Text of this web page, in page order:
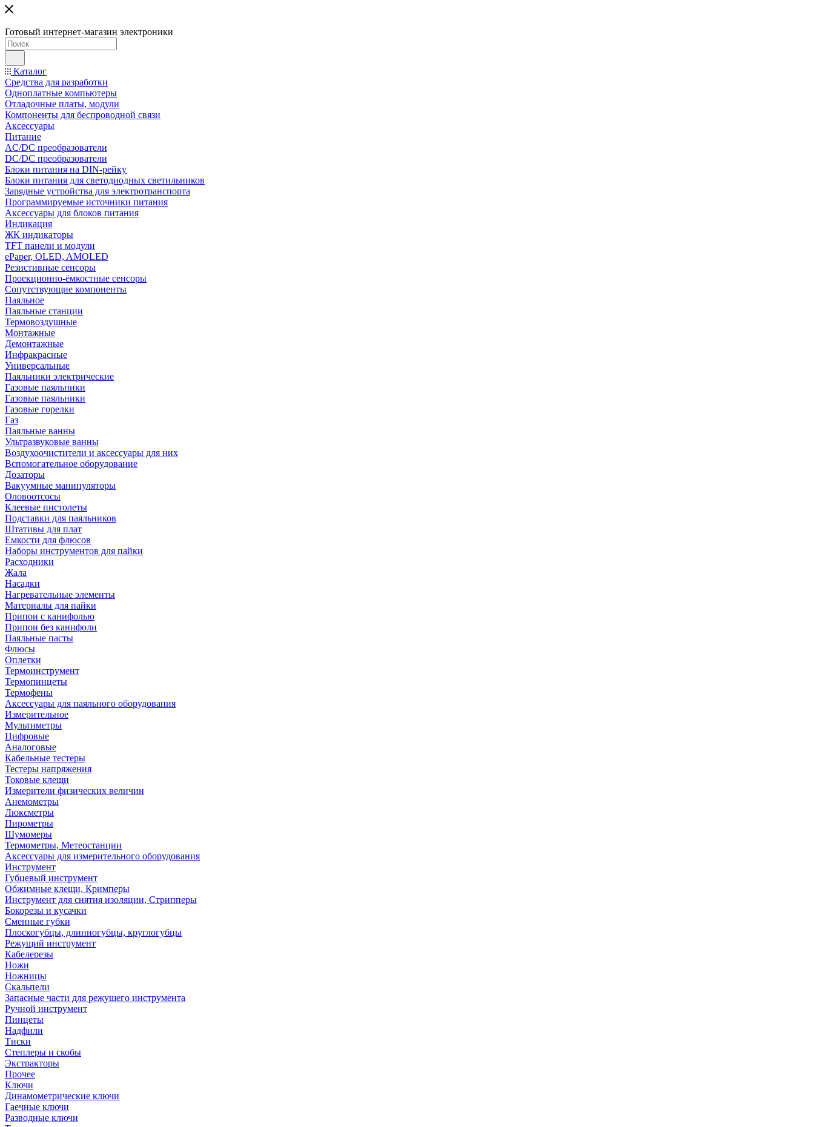
Готовый интернет-магазин электроники
Каталог
Средства для разработки
Одноплатные компьютеры
Отладочные платы, модули
Компоненты для беспроводной связи
Аксессуары
Питание
AC/DC преобразователи
DC/DC преобразователи
Блоки питания на DIN-рейку
Блоки питания для светодиодных светильников
Зарядные устройства для электротранспорта
Программируемые источники питания
Аксессуары для блоков питания
Индикация
ЖК индикаторы
TFT панели и модули
ePaper, OLED, AMOLED
Резистивные сенсоры
Проекционно-ёмкостные сенсоры
Сопутствующие компоненты
Паяльное
Паяльные станции
Термовоздушные
Монтажные
Демонтажные
Инфракрасные
Универсальные
Паяльники электрические
Газовые паяльники
Газовые паяльники
Газовые горелки
Газ
Паяльные ванны
Ультразвуковые ванны
Воздухоочистители и аксессуары для них
Вспомогательное оборудование
Дозаторы
Вакуумные манипуляторы
Оловоотсосы
Клеевые пистолеты
Подставки для паяльников
Штативы для плат
Емкости для флюсов
Наборы инструментов для пайки
Расходники
Жала
Насадки
Нагревательные элементы
Материалы для пайки
Припои с канифолью
Припои без канифоли
Паяльные пасты
Флюсы
Оплетки
Термоинструмент
Термопинцеты
Термофены
Аксессуары для паяльного оборудования
Измерительное
Мультиметры
Цифровые
Аналоговые
Кабельные тестеры
Тестеры напряжения
Токовые клещи
Измерители физических величин
Анемометры
Люксметры
Пирометры
Шумомеры
Термометры, Метеостанции
Аксессуары для измерительного оборудования
Инструмент
Губцевый инструмент
Обжимные клещи, Кримперы
Инструмент для снятия изоляции, Стрипперы
Бокорезы и кусачки
Сменные губки
Плоскогубцы, длинногубцы, круглогубцы
Режущий инструмент
Кабелерезы
Ножи
Ножницы
Скальпели
Запасные части для режущего инструмента
Ручной инструмент
Пинцеты
Надфили
Тиски
Степлеры и скобы
Экстракторы
Прочее
Ключи
Динамометрические ключи
Гаечные ключи
Разводные ключи